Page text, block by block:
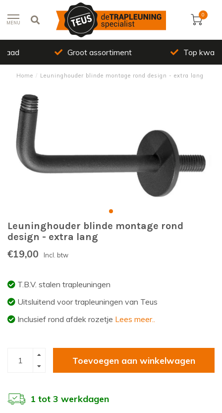
MENU
0
Groot assortiment Top kwaliteit
Home / Leuninghouder blinde montage rond design - extra lang
Leuninghouder blinde montage rond
design - extra lang
€19,00 Incl. btw
T.B.V. stalen trapleuningen
Uitsluitend voor trapleuningen van Teus
Inclusief rond afdek rozetje Lees meer..
Toevoegen aan winkelwagen
1 tot 3 werkdagen